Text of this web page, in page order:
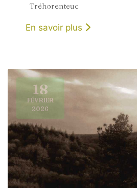
Tréhorenteuc
En savoir plus
18
FÉVRIER
2026